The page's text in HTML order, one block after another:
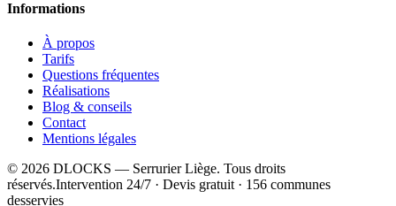
Informations
À propos
Tarifs
Questions fréquentes
Réalisations
Blog & conseils
Contact
Mentions légales
© 2026 DLOCKS — Serrurier Liège. Tous droits
réservés.Intervention 24/7 · Devis gratuit · 156 communes
desservies